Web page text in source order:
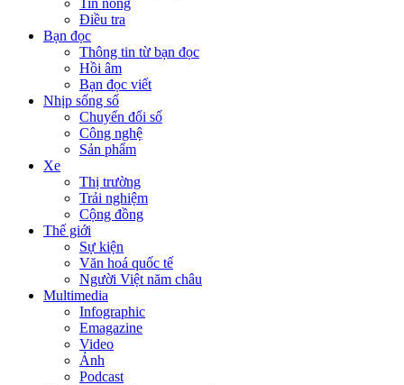
Tin nóng
Điều tra
Bạn đọc
Thông tin từ bạn đọc
Hồi âm
Bạn đọc viết
Nhịp sống số
Chuyển đổi số
Công nghệ
Sản phẩm
Xe
Thị trường
Trải nghiệm
Cộng đồng
Thế giới
Sự kiện
Văn hoá quốc tế
Người Việt năm châu
Multimedia
Infographic
Emagazine
Video
Ảnh
Podcast